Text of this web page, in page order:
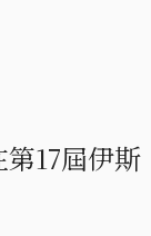
17屆伊斯